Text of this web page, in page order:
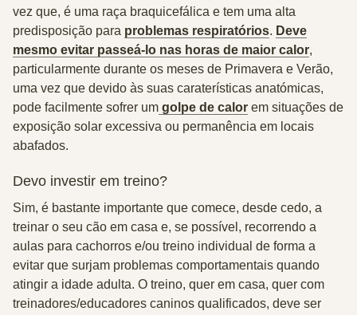
vez que, é uma raça braquicefálica e tem uma alta
predisposição para problemas respiratórios. Deve
mesmo evitar passeá-lo nas horas de maior calor,
particularmente durante os meses de Primavera e Verão,
uma vez que devido às suas caraterísticas anatómicas,
pode facilmente sofrer um golpe de calor em situações de
exposição solar excessiva ou permanência em locais
abafados.
Devo investir em treino?
Sim, é bastante importante que comece, desde cedo, a
treinar o seu cão em casa e, se possível, recorrendo a
aulas para cachorros e/ou treino individual de forma a
evitar que surjam problemas comportamentais quando
atingir a idade adulta. O treino, quer em casa, quer com
treinadores/educadores caninos qualificados, deve ser